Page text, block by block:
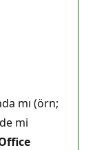
mı (örn;
mi